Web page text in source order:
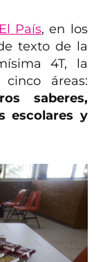
El País, en los
texto de la
4T, la
áreas:
saberes,
escolares y